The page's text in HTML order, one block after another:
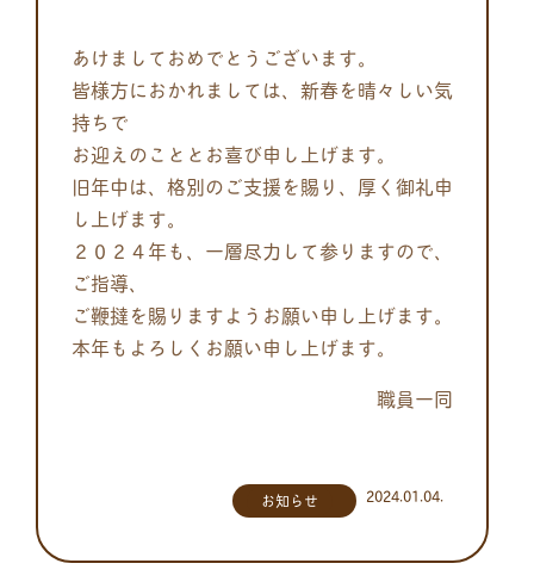
あけましておめでとうございます。
皆様方におかれましては、新春を晴々しい気
持ちで
お迎えのこととお喜び申し上げます。
旧年中は、格別のご支援を賜り、厚く御礼申
し上げます。
２０２４年も、一層尽力して参りますので、
ご指導、
ご鞭撻を賜りますようお願い申し上げます。
本年もよろしくお願い申し上げます。
職員一同
2024.01.04.
お知らせ